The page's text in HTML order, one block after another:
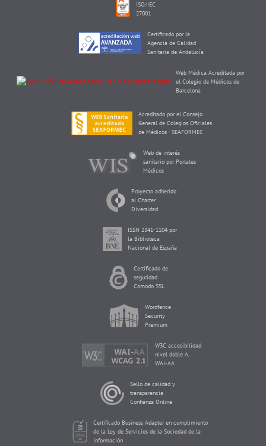
ISO/IEC
27001
Certificado por la
Agencia de Calidad
Sanitaria de Andalucía
Web Médica Acreditada por
el Colegio de Médicos de
Barcelona
Acreditado por el Consejo
General de Colegios Oficiales
de Médicos - SEAFORMEC
Web de interés
sanitario por Portales
Médicos
Proyecto adherido
al Charter
Diversidad
ISSN 2341-1104 por
la Biblioteca
Nacional de España
Certificado de
seguridad
Comodo SSL
Wordfence
Security
Premium
W3C accesibilidad
nivel doble A,
WAI-AA
Sello de calidad y
transparencia
Confianza Online
Certificado Business Adapter en cumplimiento
de la Ley de Servicios de la Sociedad de la
Información